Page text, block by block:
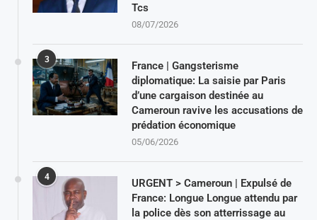
Tcs
08/07/2026
3
France | Gangsterisme
diplomatique: La saisie par Paris
d’une cargaison destinée au
Cameroun ravive les accusations de
prédation économique
05/06/2026
4
URGENT > Cameroun | Expulsé de
France: Longue Longue attendu par
la police dès son atterrissage au